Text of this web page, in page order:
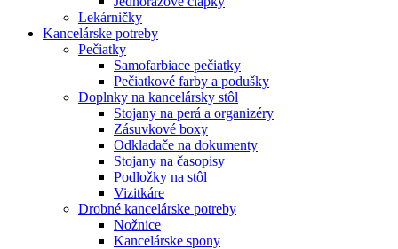
Lekárničky
Kancelárske potreby
Pečiatky
Samofarbiace pečiatky
Pečiatkové farby a podušky
Doplnky na kancelársky stôl
Stojany na perá a organizéry
Zásuvkové boxy
Odkladače na dokumenty
Stojany na časopisy
Podložky na stôl
Vizitkáre
Drobné kancelárske potreby
Nožnice
Kancelárske spony